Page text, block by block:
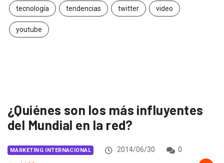
tecnología tendencias twitter video
youtube
¿Quiénes son los más influyentes
del Mundial en la red?
MARKETING INTERNACIONAL 2014/06/30
0